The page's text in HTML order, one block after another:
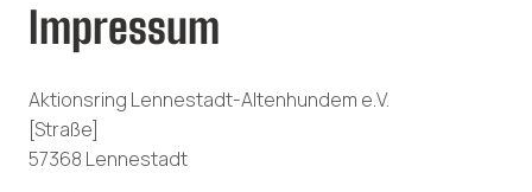
Impressum
Aktionsring Lennestadt-Altenhundem e.V.
[Straße]
57368 Lennestadt